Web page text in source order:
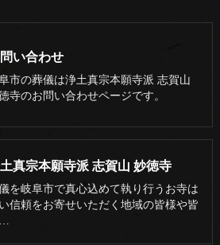
い合わせ
市の葬儀は浄土真宗本願寺派 志賀山
寺のお問い合わせページです。
真宗本願寺派 志賀山 妙徳寺
を岐阜市で真心込めて執り行うお寺は
信頼をお寄せいただく地域の皆様や皆